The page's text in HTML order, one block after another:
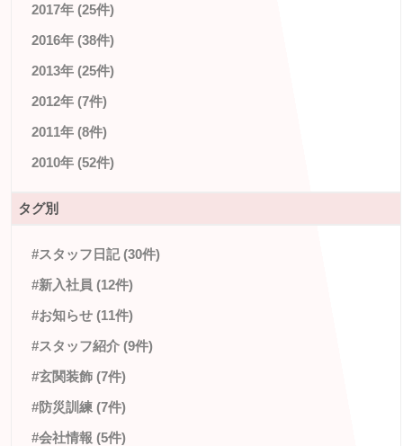
2017年 (25件)
2016年 (38件)
2013年 (25件)
2012年 (7件)
2011年 (8件)
2010年 (52件)
タグ別
#スタッフ日記 (30件)
#新入社員 (12件)
#お知らせ (11件)
#スタッフ紹介 (9件)
#玄関装飾 (7件)
#防災訓練 (7件)
#会社情報 (5件)